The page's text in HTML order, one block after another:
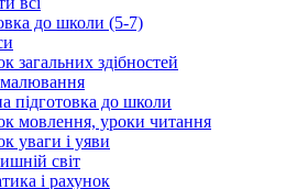
до школи (5-7)
загальних здібностей
підготовка до школи
мовлення, уроки читання
уваги і уяви
світ
і рахунок